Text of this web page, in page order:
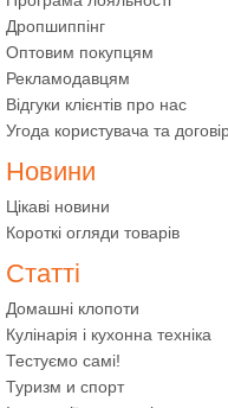
Дропшиппінг
Оптовим покупцям
Рекламодавцям
Відгуки клієнтів про нас
Угода користувача та
Новини
Цікаві новини
Короткі огляди товарів
Статті
Домашні клопоти
Кулінарія і кухонна техніка
Тестуємо самі!
Туризм и спорт